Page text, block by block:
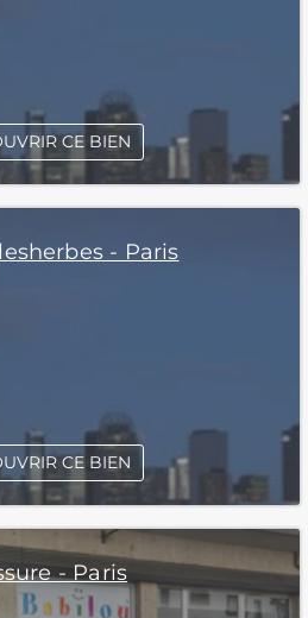
CE BIEN
- Paris
CE BIEN
- Paris